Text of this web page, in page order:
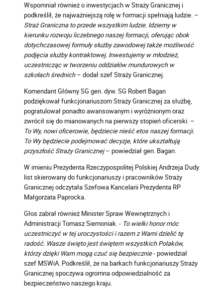
Wspomniał również o inwestycjach w Straży Granicznej i
podkreślił, że najważniejszą rolę w formacji spełniają ludzie. –
Straż Graniczna to przede wszystkim ludzie. Idziemy w
kierunku rozwoju liczebnego naszej formacji, oferując obok
dotychczasowej formuły służby zawodowej także możliwość
podjęcia służby kontraktowej. Inwestujemy w młodzież,
uczestnicząc w tworzeniu oddziałów mundurowych w
szkołach średnich– dodał szef Straży Granicznej.
Komendant Główny SG gen. dyw. SG Robert Bagan
podziękował funkcjonariuszom Straży Granicznej za służbę,
pogratulował ponadto awansowanym i wyróżnionym oraz
zwrócił się do mianowanych na pierwszy stopień oficerski. –
To Wy, nowi oficerowie, będziecie nieść etos naszej formacji.
To Wy będziecie podejmować decyzje, które ukształtują
przyszłość Straży Granicznej– powiedział gen. Bagan.
W imieniu Prezydenta Rzeczypospolitej Polskiej Andrzeja Dudy
list skierowany do funkcjonariuszy i pracowników Straży
Granicznej odczytała Szefowa Kancelarii Prezydenta RP
Małgorzata Paprocka.
Głos zabrał również Minister Spraw Wewnętrznych i
Administracji Tomasz Siemoniak. - To wielki honor móc
uczestniczyć w tej uroczystości i razem z Wami dzielić tę
radość. Wasze święto jest świętem wszystkich Polaków,
którzy dzięki Wam mogą czuć się bezpiecznie- powiedział
szef MSWiA. Podkreślił, że na barkach funkcjonariuszy Straży
Granicznej spoczywa ogromna odpowiedzialność za
bezpieczeństwo naszego kraju.